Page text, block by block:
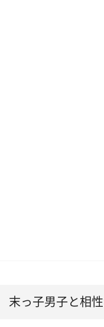
末っ子男子と相